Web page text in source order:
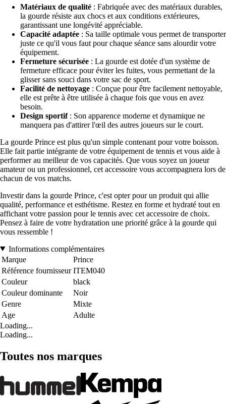
Matériaux de qualité : Fabriquée avec des matériaux durables,
la gourde résiste aux chocs et aux conditions extérieures,
garantissant une longévité appréciable.
Capacité adaptée : Sa taille optimale vous permet de transporter
juste ce qu'il vous faut pour chaque séance sans alourdir votre
équipement.
Fermeture sécurisée : La gourde est dotée d'un système de
fermeture efficace pour éviter les fuites, vous permettant de la
glisser sans souci dans votre sac de sport.
Facilité de nettoyage : Conçue pour être facilement nettoyable,
elle est prête à être utilisée à chaque fois que vous en avez
besoin.
Design sportif: Son apparence moderne et dynamique ne
manquera pas d'attirer l'œil des autres joueurs sur le court.
La gourde Prince est plus qu'un simple contenant pour votre boisson.
Elle fait partie intégrante de votre équipement de tennis et vous aide à
performer au meilleur de vos capacités. Que vous soyez un joueur
amateur ou un professionnel, cet accessoire vous accompagnera lors de
chacun de vos matchs.
Investir dans la gourde Prince, c'est opter pour un produit qui allie
qualité, performance et esthétisme. Restez en forme et hydraté tout en
affichant votre passion pour le tennis avec cet accessoire de choix.
Pensez à faire de votre hydratation une priorité grâce à la gourde qui
vous ressemble !
Informations complémentaires
Marque
Prince
Référence fournisseur ITEM040
Couleur
black
Couleur dominante
Noir
Genre
Mixte
Age
Adulte
Loading...
Loading...
Toutes nos marques